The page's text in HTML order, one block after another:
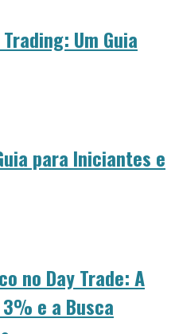
Um Guia
para Iniciantes e
no Day Trade: A
e a Busca